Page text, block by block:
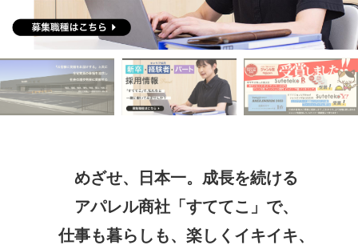
組織図
沿革
過去の経営方針
取り組み
通販事業
自社PB製造販売事業
地域向け学生服販売
お知らせ
メディア掲載
社長ブログ
受賞で見るすててこ
数字で見るすててこ
ガイドブックで見るすててこ
会社内の風景
成長寮（社員寮）
斉藤 達也
河合 達也
福利厚生
めざせ、日本一。成長を続ける
アパレル商社「すててこ」で、
仕事も暮らしも、楽しくイキイキ、